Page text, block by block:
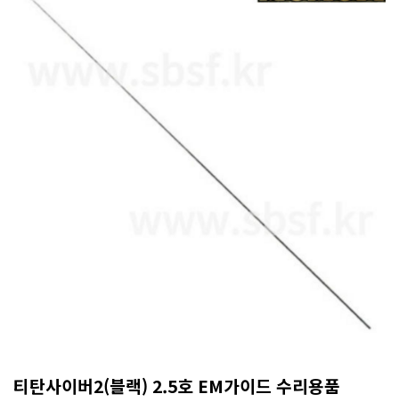
티탄사이버2(블랙) 2.5호 EM가이드 수리용품